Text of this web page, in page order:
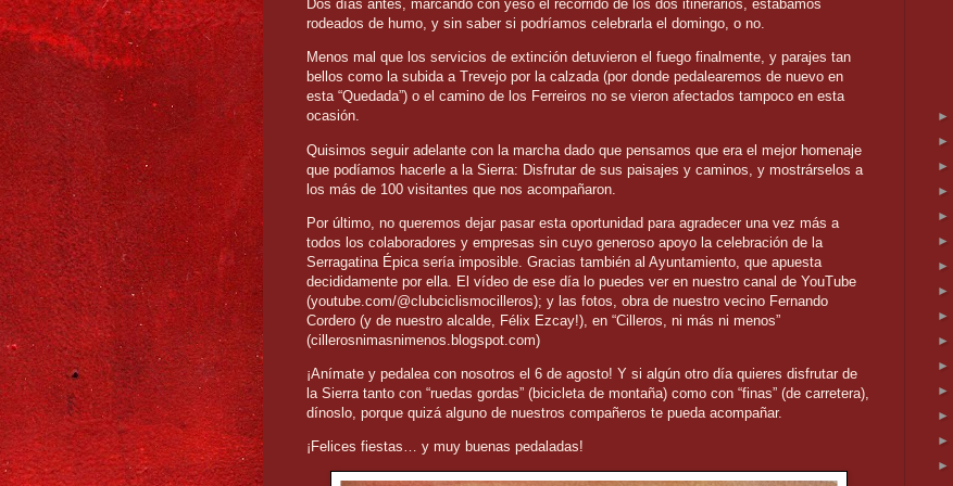
Dos días antes, marcando con yeso el recorrido de los dos itinerarios, estábamos
rodeados de humo, y sin saber si podríamos celebrarla el domingo, o no.
Menos mal que los servicios de extinción detuvieron el fuego finalmente, y parajes tan
bellos como la subida a Trevejo por la calzada (por donde pedalearemos de nuevo en
esta “Quedada”) o el camino de los Ferreiros no se vieron afectados tampoco en esta
ocasión.
Quisimos seguir adelante con la marcha dado que pensamos que era el mejor homenaje
que podíamos hacerle a la Sierra: Disfrutar de sus paisajes y caminos, y mostrárselos a
los más de 100 visitantes que nos acompañaron.
Por último, no queremos dejar pasar esta oportunidad para agradecer una vez más a
todos los colaboradores y empresas sin cuyo generoso apoyo la celebración de la
Serragatina Épica sería imposible. Gracias también al Ayuntamiento, que apuesta
decididamente por ella. El vídeo de ese día lo puedes ver en nuestro canal de YouTube
(youtube.com/@clubciclismocilleros); y las fotos, obra de nuestro vecino Fernando
Cordero (y de nuestro alcalde, Félix Ezcay!), en “Cilleros, ni más ni menos”
(cillerosnimasnimenos.blogspot.com)
¡Anímate y pedalea con nosotros el 6 de agosto! Y si algún otro día quieres disfrutar de
la Sierra tanto con “ruedas gordas” (bicicleta de montaña) como con “finas” (de carretera),
dínoslo, porque quizá alguno de nuestros compañeros te pueda acompañar.
¡Felices fiestas… y muy buenas pedaladas!
►
►
►
►
►
►
►
►
►
►
►
►
►
►
►